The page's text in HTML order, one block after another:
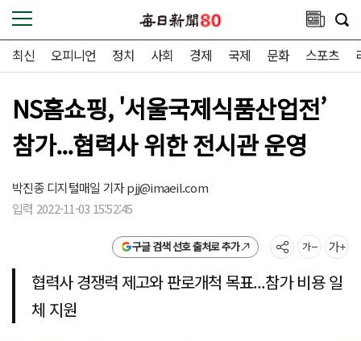
최신 오피니언 정치 사회 경제 국제 문화 스포츠
NS홈쇼핑, '서울국제식품산업전’
참가...협력사 위한 전시관 운영
박진종 디지털매일 기자pjj@imaeil.com
입력 2022-11-03 15:52:45
구글 검색 선호 출처로 추가
협력사 경쟁력 제고와 판로개척 목표...참가 비용 일
체 지원